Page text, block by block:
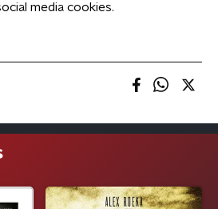
media cookies.